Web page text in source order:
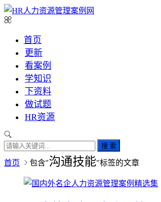
首页
更新
看案例
学知识
下资料
做试题
HR资源
搜 索
首页 包含"沟通技能"标签的文章